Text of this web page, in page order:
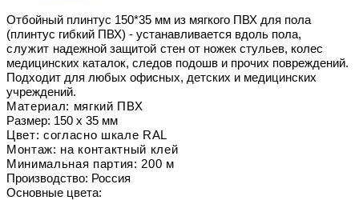
Отбойный плинтус 150*35 мм из мягкого ПВХ для пола
(плинтус гибкий ПВХ) - устанавливается вдоль пола,
служит надежной защитой стен от ножек стульев, колес
медицинских каталок, следов подошв и прочих повреждений.
Подходит для любых офисных, детских и медицинских
учреждений.
Материал: мягкий ПВХ
Размер: 150 х 35 мм
Цвет: согласно шкале RAL
Монтаж: на контактный клей
Минимальная партия: 200 м
Производство: Россия
Основные цвета: